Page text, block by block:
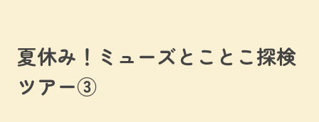
夏休み！ミューズとことこ探検
ツアー③